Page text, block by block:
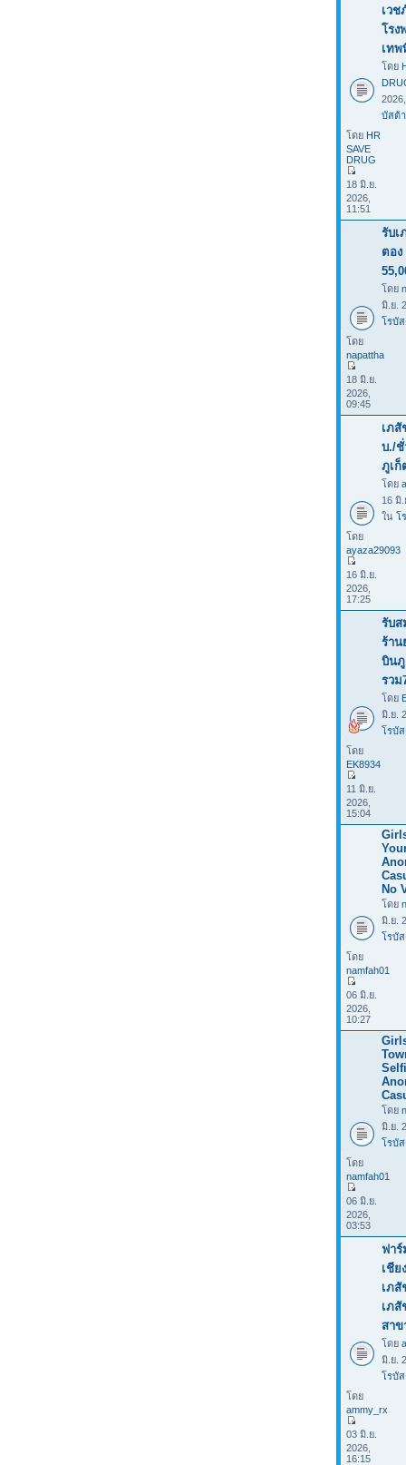
เว
โรง
เท
โดย
บัสต้า
โดย HR
SAVE
DRUG
18 มิ.ย.
2026,
11:51
รับเ
ตอง
โดย
มิ.ย.
โรบั
โดย
napattha
18 มิ.ย.
2026,
09:45
เภสั
บ./ชั่
ภูเก็
โดย
16 มิ.
ใน โ
โดย
ayaza29093
16 มิ.ย.
2026,
17:25
รับส
ร้าน
บินภู
รวม
โดย
มิ.ย.
โรบั
โดย
EK8934
11 มิ.ย.
2026,
15:04
No
โดย
มิ.ย.
โรบั
โดย
namfah01
06 มิ.ย.
2026,
10:27
โดย
มิ.ย.
โรบั
โดย
namfah01
06 มิ.ย.
2026,
03:53
ฟา
เชีย
เภสั
เภสั
สาข
โดย
มิ.ย.
โรบั
โดย
ammy_rx
03 มิ.ย.
2026,
16:15